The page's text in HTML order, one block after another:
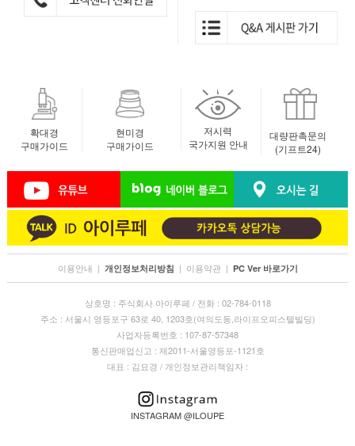
확대경
구매가이드
현미경
구매가이드
저시력
국가지원 안내
대량판촉문의
(기프트24)
이용안내 | 개인정보처리방침 | 이용약관 | PC Ver 바로가기
상호명 : 주식회사 아이루페 / 전화 : 02-784-0118
주소 : 서울시 영등포구 63로 40, 1203호(여의도동,라이프오피스텔빌딩)
사업자등록번호 : 107-87-57348
통신판매업신고 : 제2011-서울영등포-1121호
대표 : 김묘경 / 개인정보관리책임자 :
INSTAGRAM @ILOUPE